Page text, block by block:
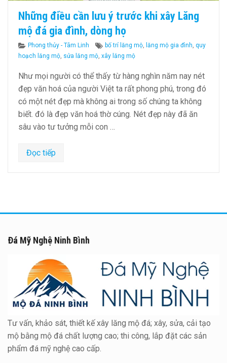
Những điều cần lưu ý trước khi xây Lăng
mộ đá gia đình, dòng họ
Categories
Phong thủy - Tâm Linh Tags
bố trí lăng mộ, lăng mộ gia đình, quy
hoạch lăng mộ, sửa lăng mộ, xây lăng mộ
Như mọi người có thể thấy từ hàng nghìn năm nay nét
đẹp văn hoá của người Việt ta rất phong phú, trong đó
có một nét đẹp mà không ai trong số chúng ta không
biết. đó là đẹp văn hoá thờ cúng. Nét đẹp này đã ăn
sâu vào tư tưởng mỗi con …
Đọc tiếp
Đá Mỹ Nghệ Ninh Bình
Tư vấn, khảo sát, thiết kế xây lăng mộ đá; xây, sửa, cải tạo
mộ bằng mộ đá chất lượng cao; thi công, lắp đặt các sản
phẩm đá mỹ nghệ cao cấp.